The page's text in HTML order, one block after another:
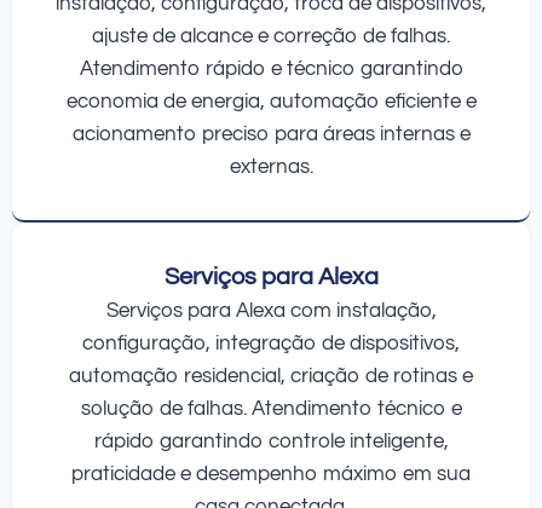
ajuste de alcance e correção de falhas.
Atendimento rápido e técnico garantindo
economia de energia, automação eficiente e
acionamento preciso para áreas internas e
externas.
Serviços para Alexa
Serviços para Alexa com instalação,
configuração, integração de dispositivos,
automação residencial, criação de rotinas e
solução de falhas. Atendimento técnico e
rápido garantindo controle inteligente,
praticidade e desempenho máximo em sua